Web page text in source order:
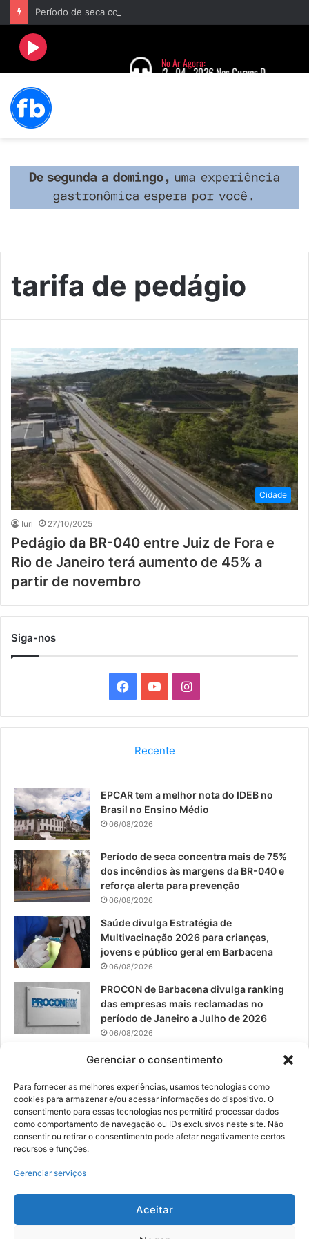
Gerenciar o consentimento
Para fornecer as melhores experiências, usamos tecnologias como
cookies para armazenar e/ou acessar informações do dispositivo. O
consentimento para essas tecnologias nos permitirá processar dados
como comportamento de navegação ou IDs exclusivos neste site. Não
consentir ou retirar o consentimento pode afetar negativamente certos
recursos e funções.
Gerenciar serviços
Aceitar
tarifa de pedágio
Cidade
Iuri 27/10/2025
Pedágio da BR-040 entre Juiz de Fora e
Rio de Janeiro terá aumento de 45% a
partir de novembro
Siga-nos
a
b
o
o
k
o
u
e
I
n
a
r
a
Recente
EPCAR tem a melhor nota do IDEB no
Brasil no Ensino Médio
06/08/2026
Período de seca concentra mais de 75%
dos incêndios às margens da BR-040 e
reforça alerta para prevenção
06/08/2026
Saúde divulga Estratégia de
Multivacinação 2026 para crianças,
jovens e público geral em Barbacena
06/08/2026
PROCON de Barbacena divulga ranking
das empresas mais reclamadas no
período de Janeiro a Julho de 2026
06/08/2026
Prefeitura convoca organizações de
Resíduos Sólidos
05/08/2026
© 2026, Todos os direitos reservados | Desenvolvido por:
Digital Business| Hospedado por:NP Publicidade
Fale Conosco
Sobre Nós